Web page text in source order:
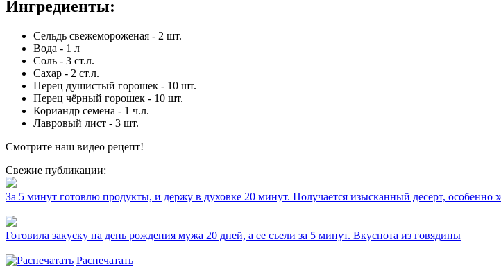
Ингредиенты:
Сельдь свежемороженая - 2 шт.
Вода - 1 л
Соль - 3 ст.л.
Сахар - 2 ст.л.
Перец душистый горошек - 10 шт.
Перец чёрный горошек - 10 шт.
Кориандр семена - 1 ч.л.
Лавровый лист - 3 шт.
Смотрите наш видео рецепт!
Свежие публикации:
За 5 минут готовлю продукты, и держу в духовке 20 минут. Получается изысканный десерт,
Готовила закуску на день рождения мужа 20 дней, а ее съели за 5 минут. Вкуснота из говядины
Распечатать |